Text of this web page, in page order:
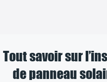
Tout savoir sur
de panneau